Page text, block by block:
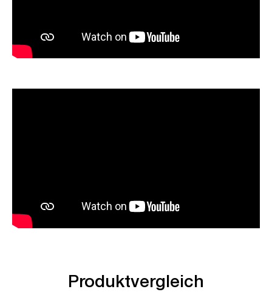
Produktvergleich